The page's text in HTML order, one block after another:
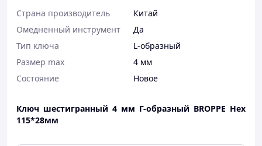
Страна производитель
Китай
Омедненный инструмент
Да
Тип ключа
L-образный
Размер max
4 мм
Состояние
Новое
Ключ шестигранный 4 мм Г-образный BROPPE Hex
115*28мм